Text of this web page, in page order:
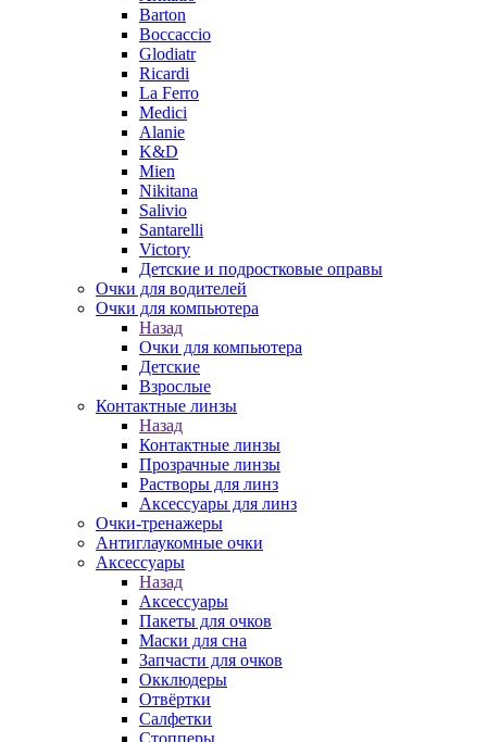
Barton
Boccaccio
Glodiatr
Ricardi
La Ferro
Medici
Alanie
K&D
Mien
Nikitana
Salivio
Santarelli
Victory
Детские и подростковые оправы
Очки для водителей
Очки для компьютера
Назад
Очки для компьютера
Детские
Взрослые
Контактные линзы
Назад
Контактные линзы
Прозрачные линзы
Растворы для линз
Аксессуары для линз
Очки-тренажеры
Антиглаукомные очки
Аксессуары
Назад
Аксессуары
Пакеты для очков
Маски для сна
Запчасти для очков
Окклюдеры
Отвёртки
Салфетки
Стопперы